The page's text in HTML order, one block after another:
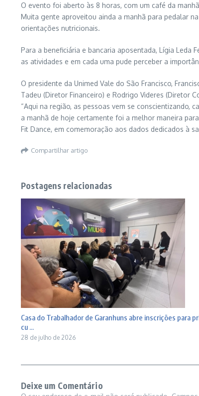
O evento foi aberto às 8 horas, com um café da
Muita gente aproveitou ainda a manhã para pedalar
orientações nutricionais.
Para a beneficiária e bancaria aposentada, Lígia
as atividades e em cada uma pude perceber a
O presidente da Unimed Vale do São Francisco,
Tadeu (Diretor Financeiro) e Rodrigo Videres (Diretor
“Aqui na região, as pessoas vem se conscientizando,
a manhã de hoje certamente foi a melhor maneira
Fit Dance, em comemoração aos dados dedicados à
Compartilhar artigo
Postagens relacionadas
Casa do Trabalhador de Garanhuns abre inscrições para
cu ...
28 de julho de 2026
Deixe um Comentário